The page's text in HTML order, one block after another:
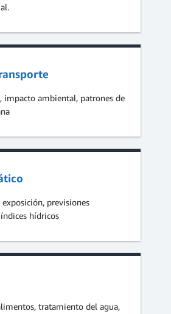
impacto ambiental, patrones de
exposición, previsiones
hídricos
tratamiento del agua,